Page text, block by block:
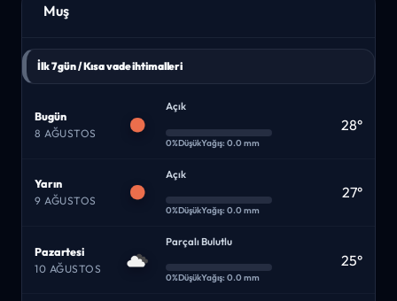
Muş
İlk 7 gün / Kısa vade ihtimalleri
Bugün
8 AĞUSTOS
Açık
0%DüşükYağış: 0.0 mm
28°
Yarın
9 AĞUSTOS
Açık
0%DüşükYağış: 0.0 mm
27°
Pazartesi
10 AĞUSTOS
Parçalı Bulutlu
0%DüşükYağış: 0.0 mm
25°